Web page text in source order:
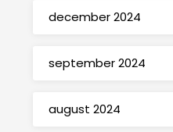
december 2024
september 2024
august 2024